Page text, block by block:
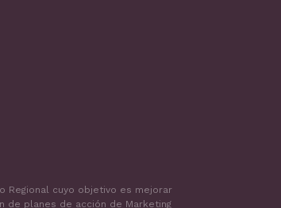
Regional cuyo objetivo es mejorar
de planes de acción de Marketing